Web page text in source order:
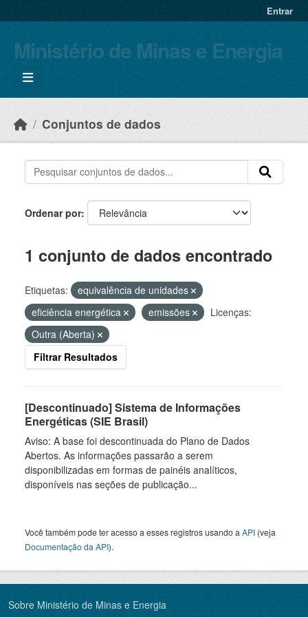
Entrar
Ministério de Minas e Energia
Conjuntos de dados
Ordenar por
1 conjunto de dados encontrado
Etiquetas:
equivalência de unidades
eficiência energética
emissões
Licenças:
Outra (Aberta)
Filtrar Resultados
[Descontinuado] Sistema de Informações
Energéticas (SIE Brasil)
Aviso: A base foi descontinuada do Plano de Dados
Abertos. As informações passarão a serem
disponibilizadas em formas de painéis analíticos,
disponíveis nas seções de publicação...
Você também pode ter acesso a esses registros usando a API (veja
Documentação da API).
Sobre Ministério de Minas e Energia